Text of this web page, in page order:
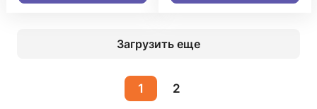
Загрузить еще
1 2